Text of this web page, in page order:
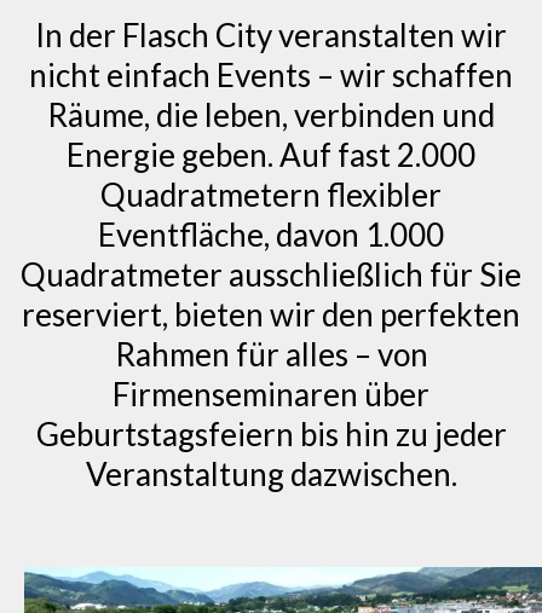
In der Flasch City veranstalten wir
nicht einfach Events – wir schaffen
Räume, die leben, verbinden und
Energie geben. Auf fast 2.000
Quadratmetern flexibler
Eventfläche, davon 1.000
Quadratmeter ausschließlich für Sie
reserviert, bieten wir den perfekten
Rahmen für alles – von
Firmenseminaren über
Geburtstagsfeiern bis hin zu jeder
Veranstaltung dazwischen.